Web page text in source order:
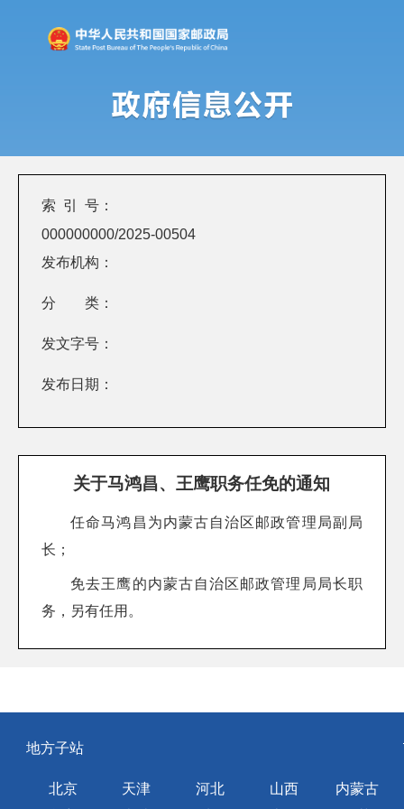
索 引 号：
000000000/2025-00504
发布机构：
分 类：
发文字号：
发布日期：
关于马鸿昌、王鹰职务任免的通知
任命马鸿昌为内蒙古自治区邮政管理局副局
长；
免去王鹰的内蒙古自治区邮政管理局局长职
务，另有任用。
地方子站
北京 天津 河北 山西
内蒙古